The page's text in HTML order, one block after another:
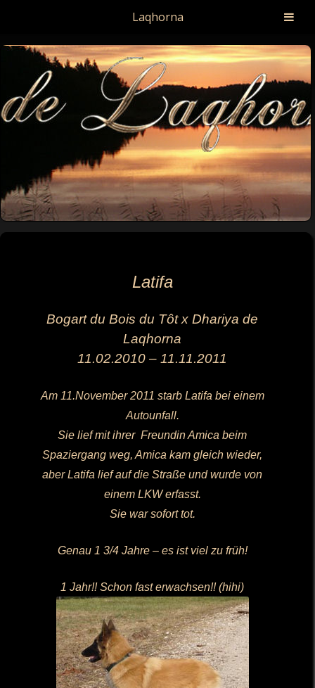
Latifa
Bogart du Bois du Tôt x Dhariya de
Laqhorna
11.02.2010 – 11.11.2011
Am 11.November 2011 starb Latifa bei einem
Autounfall.
Sie lief mit ihrer Freundin Amica beim
Spaziergang weg, Amica kam gleich wieder,
aber Latifa lief auf die Straße und wurde von
einem LKW erfasst.
Sie war sofort tot.
Genau 1 3/4 Jahre – es ist viel zu früh!
1 Jahr!! Schon fast erwachsen!! (hihi)
Laqhorna